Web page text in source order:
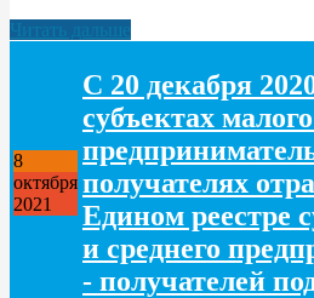
Читать дальше
8
октября
2021
С 20 декабря
субъектах
получателях
Едином реестре
и среднего
- получателей